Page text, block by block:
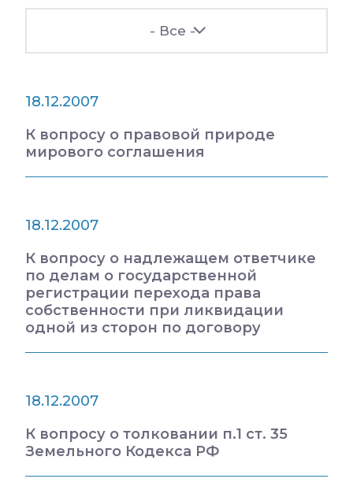
- Все -
18.12.2007
К вопросу о правовой природе
мирового соглашения
18.12.2007
К вопросу о надлежащем ответчике
по делам о государственной
регистрации перехода права
собственности при ликвидации
одной из сторон по договору
18.12.2007
К вопросу о толковании п.1 ст. 35
Земельного Кодекса РФ